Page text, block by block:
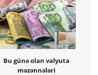
Bu günə olan valyuta
məzənnələri